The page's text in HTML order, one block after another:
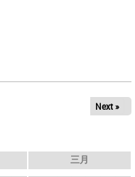
Next »
三月